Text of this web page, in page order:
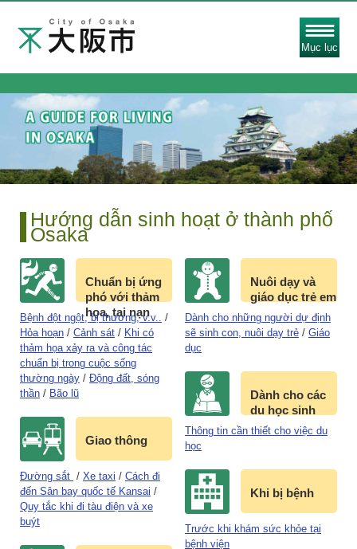
Mục lục
Hướng dẫn sinh hoạt ở thành phố
Osaka
Chuẩn bị ứng
phó với thảm
họa, tai nạn
Bệnh đột ngột, bị thương, v.v..
/
Hỏa hoạn / Cảnh sát / Khi có
thảm họa xảy ra và công tác
chuẩn bị trong cuộc sống
thường ngày / Động đất, sóng
thần / Bão lũ
Giao thông
Đường sắt / Xe taxi / Cách đi
đến Sân bay quốc tế Kansai /
Quy tắc khi đi tàu điện và xe
buýt
Nuôi dạy và
giáo dục trẻ em
Dành cho những người dự định
sẽ sinh con, nuôi dạy trẻ/ Giáo
dục
Dành cho các
du học sinh
Thông tin cần thiết cho việc du
học
Khi bị bệnh
Trước khi khám sức khỏe tại
bệnh viện